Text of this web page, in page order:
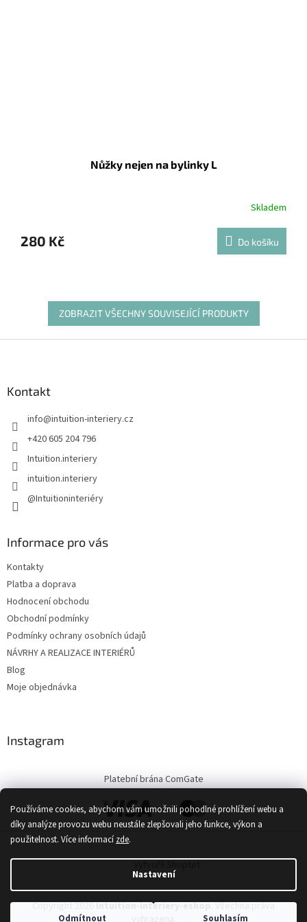
Používáme cookies, abychom vám umožnili pohodlné prohlížení webu a
díky analýze provozu webu neustále zlepšovali jeho funkce, výkon a
použitelnost. Více informacízde.
Nastavení
Odmítnout Souhlasím
Nůžky nejen na bylinky L
Skladem
280 Kč Do košíku
ZOBRAZIT VŠECHNY SOUVISEJÍCÍ PRODUKTY
Kontakt
info@intuition-interiery.cz
+420 605 204 796
Intuition.interiery
intuition.interiery
@Intuitioninteriéry
Informace pro vás
Kontakty
Platba a doprava
Hodnocení obchodu
Obchodní podmínky
Podmínky ochrany osobních údajů
NÁVRHY A REALIZACE INTERIÉRŮ
Blog
Moje objednávka
Instagram
Platební brána ComGate
Copyright 2026Intuition-interiery-eshop. Všechna práva